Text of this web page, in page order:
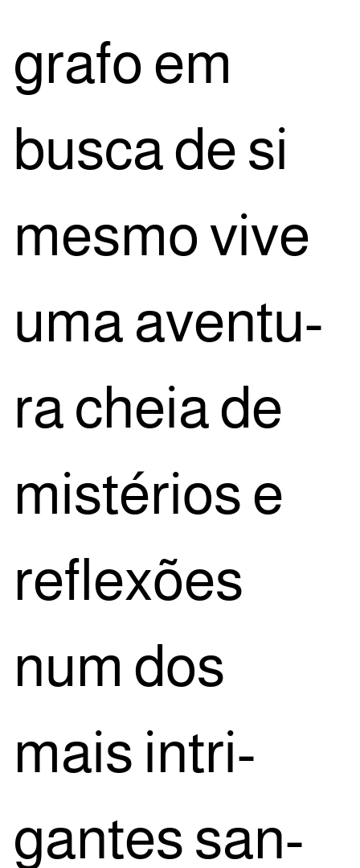
gra­fo em
bus­ca de si
mes­mo vive
uma aven­tu­
ra cheia de
mis­té­ri­os e
refle­xões
num dos
mais intri­
gan­tes san­